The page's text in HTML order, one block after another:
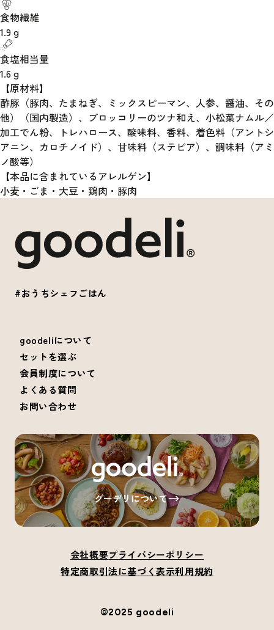
食物繊維
1.9g
食塩相当量
1.6 g
【原材料】
酢豚（豚肉、たまねぎ、ミックスピーマン、人参、醤油、その
他）（国内製造）、ブロッコリーのツナ和え、小松菜ナムル／
加工でん粉、トレハロース、酸味料、香料、着色料（アントシ
アニン、カロチノイド）、甘味料（ステビア）、調味料（アミ
ノ酸等）
【本品に含まれているアレルゲン】
小麦・ごま・大豆・鶏肉・豚肉
#おうちシェフごはん
goodeliについて
セットを選ぶ
会員制度について
よくある質問
お問い合わせ
グーデリについて
会社概要プライバシーポリシー
特定商取引法に基づく表示利用規約
©2025 goodeli